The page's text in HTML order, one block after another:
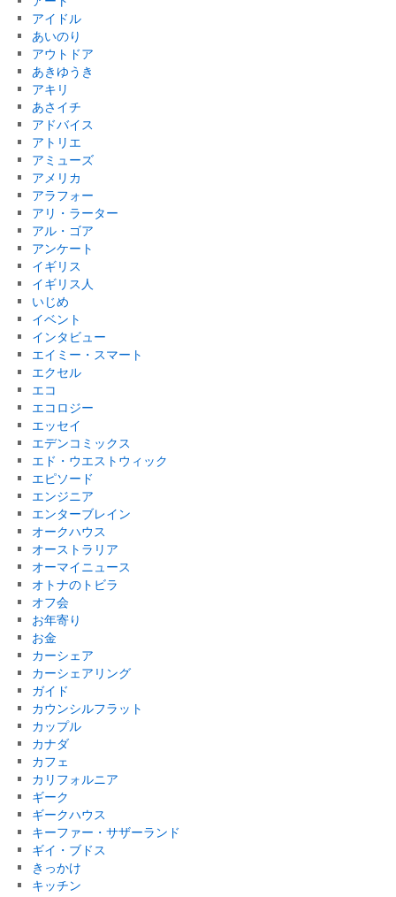
アイドル
あいのり
アウトドア
あきゆうき
アキリ
あさイチ
アドバイス
アトリエ
アミューズ
アメリカ
アラフォー
アリ・ラーター
アル・ゴア
アンケート
イギリス
イギリス人
いじめ
イベント
インタビュー
エイミー・スマート
エクセル
エコ
エコロジー
エッセイ
エデンコミックス
エド・ウエストウィック
エピソード
エンジニア
エンターブレイン
オークハウス
オーストラリア
オーマイニュース
オトナのトビラ
オフ会
お年寄り
お金
カーシェア
カーシェアリング
ガイド
カウンシルフラット
カップル
カナダ
カフェ
カリフォルニア
ギーク
ギークハウス
キーファー・サザーランド
ギイ・ブドス
きっかけ
キッチン